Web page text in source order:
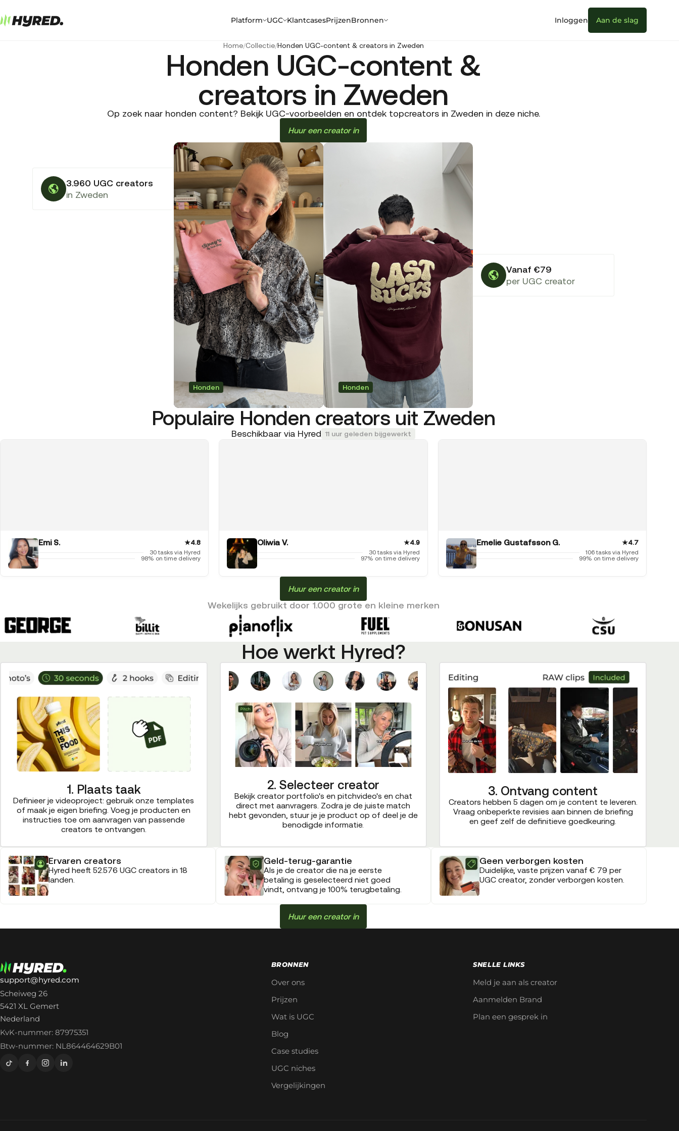
Platform UGC KlantcasesPrijzenBronnen Inloggen Aan de slag
Home/Collectie/Honden UGC-content & creators in Zweden
Honden UGC-content &
creators in Zweden
Op zoek naar honden content? Bekijk UGC-voorbeelden en ontdek topcreators in Zweden in deze niche.
Huur een creator in
3.960 UGC creators
in Zweden
Honden Honden
Vanaf €79
per UGC creator
Populaire Honden creators uit Zweden
Beschikbaar via Hyred 11 uur geleden bijgewerkt
Emi S. ★4.8
30 tasks via Hyred
98% on time delivery
Oliwia V. ★4.9
30 tasks via Hyred
97% on time delivery
Emelie Gustafsson G. ★4.7
106 tasks via Hyred
99% on time delivery
Huur een creator in
Wekelijks gebruikt door 1.000 grote en kleine merken
Hoe werkt Hyred?
1. Plaats taak
Definieer je videoproject: gebruik onze templates
of maak je eigen briefing. Voeg je producten en
instructies toe om aanvragen van passende
creators te ontvangen.
2. Selecteer creator
Bekijk creator portfolio's en pitchvideo's en chat
direct met aanvragers. Zodra je de juiste match
hebt gevonden, stuur je je product op of deel je de
benodigde informatie.
3. Ontvang content
Creators hebben 5 dagen om je content te leveren.
Vraag onbeperkte revisies aan binnen de briefing
en geef zelf de definitieve goedkeuring.
Ervaren creators
Hyred heeft 52.576 UGC creators in 18
landen.
Geld-terug-garantie
Als je de creator die na je eerste
betaling is geselecteerd niet goed
vindt, ontvang je 100% terugbetaling.
Geen verborgen kosten
Duidelijke, vaste prijzen vanaf € 79 per
UGC creator, zonder verborgen kosten.
Huur een creator in
support@hyred.com
Scheiweg 26
5421 XL Gemert
Nederland
KvK-nummer: 87975351
Btw-nummer: NL864464629B01
BRONNEN
Over ons
Prijzen
Wat is UGC
Blog
Case studies
UGC niches
Vergelijkingen
SNELLE LINKS
Meld je aan als creator
Aanmelden Brand
Plan een gesprek in